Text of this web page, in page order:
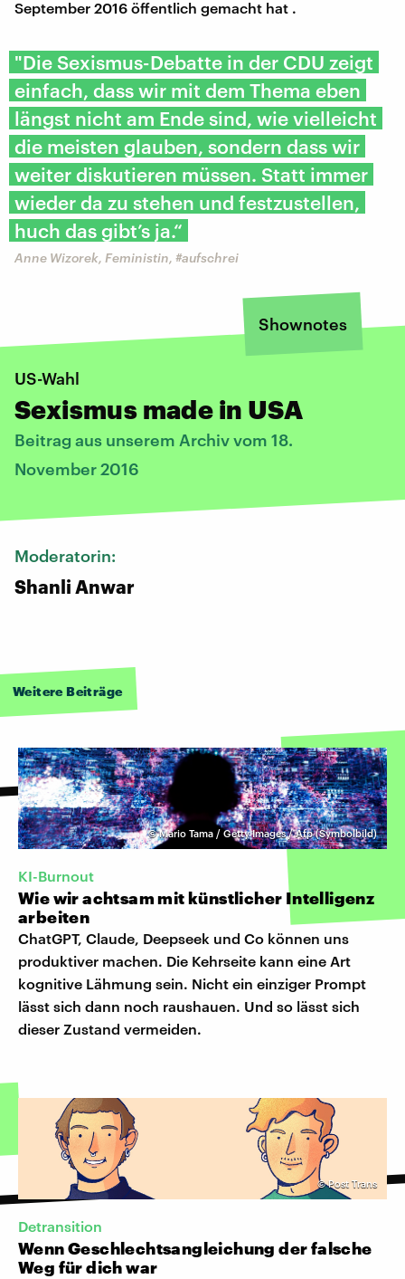
September 2016 öffentlich gemacht hat .
"Die Sexismus-Debatte in der CDU zeigt
einfach, dass wir mit dem Thema eben
längst nicht am Ende sind, wie vielleicht
die meisten glauben, sondern dass wir
weiter diskutieren müssen. Statt immer
wieder da zu stehen und festzustellen,
huch das gibt’s ja.“
Anne Wizorek, Feministin, #aufschrei
Shownotes
US-Wahl
Sexismus made in USA
Beitrag aus unserem Archiv vom 18.
November 2016
Moderatorin:
Shanli Anwar
Weitere Beiträge
©Mario Tama / Getty Images / Afp (Symbolbild)
KI-Burnout
Wie wir achtsam mit künstlicher Intelligenz
arbeiten
ChatGPT, Claude, Deepseek und Co können uns
produktiver machen. Die Kehrseite kann eine Art
kognitive Lähmung sein. Nicht ein einziger Prompt
lässt sich dann noch raushauen. Und so lässt sich
dieser Zustand vermeiden.
©Post Trans
Detransition
Wenn Geschlechtsangleichung der falsche
Weg für dich war